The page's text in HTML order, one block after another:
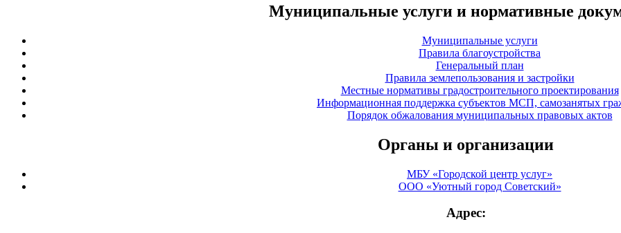
Муниципальные услуги и нормативные
Муниципальные услуги
Правила благоустройства
Генеральный план
Правила землепользования и застройки
Местные нормативы градостроительного проектирования
Информационная поддержка субъектов МСП, самозанятых
Порядок обжалования муниципальных правовых актов
Органы и организации
МБУ «Городской центр услуг»
ООО «Уютный город Советский»
Адрес: